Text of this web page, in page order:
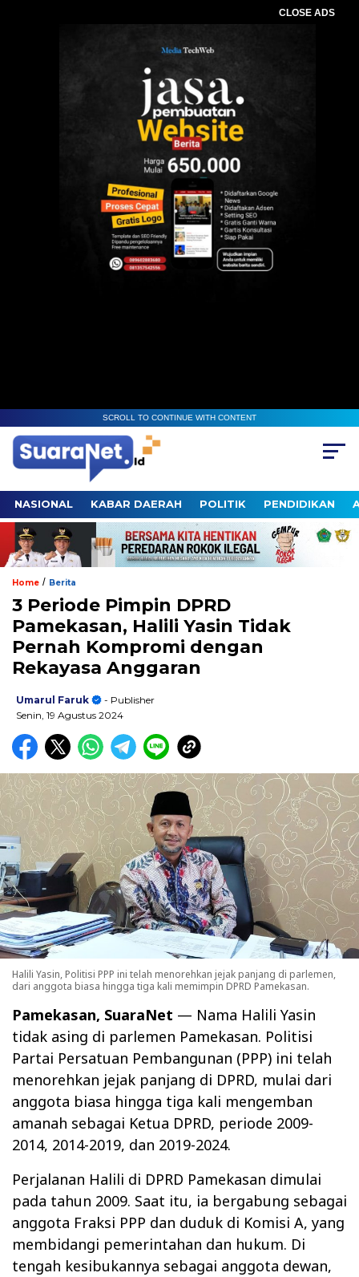
CLOSE ADS
SCROLL TO CONTINUE WITH CONTENT
NASIONAL KABAR DAERAH POLITIK PENDIDIKAN
Home / Berita
3 Periode Pimpin DPRD
Pamekasan, Halili Yasin Tidak
Pernah Kompromi dengan
Rekayasa Anggaran
Umarul Faruk
- Publisher
Senin, 19 Agustus 2024
Halili Yasin, Politisi PPP ini telah menorehkan jejak panjang di parlemen,
dari anggota biasa hingga tiga kali memimpin DPRD Pamekasan.
Pamekasan, SuaraNet — Nama Halili Yasin
tidak asing di parlemen Pamekasan. Politisi
Partai Persatuan Pembangunan (PPP) ini telah
menorehkan jejak panjang di DPRD, mulai dari
anggota biasa hingga tiga kali mengemban
amanah sebagai Ketua DPRD, periode 2009-
2014, 2014-2019, dan 2019-2024.
Perjalanan Halili di DPRD Pamekasan dimulai
pada tahun 2009. Saat itu, ia bergabung sebagai
anggota Fraksi PPP dan duduk di Komisi A, yang
membidangi pemerintahan dan hukum. Di
tengah kesibukannya sebagai anggota dewan,